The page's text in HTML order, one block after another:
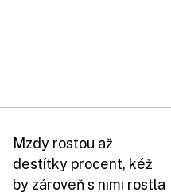
Mzdy rostou až
destítky procent, kéž
by zároveň s nimi rostla